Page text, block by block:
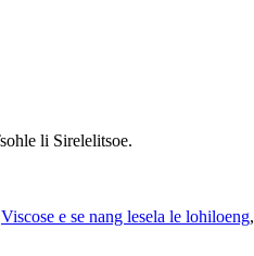
li Sirelelitsoe.
Viscose e se nang lesela le lohiloeng,